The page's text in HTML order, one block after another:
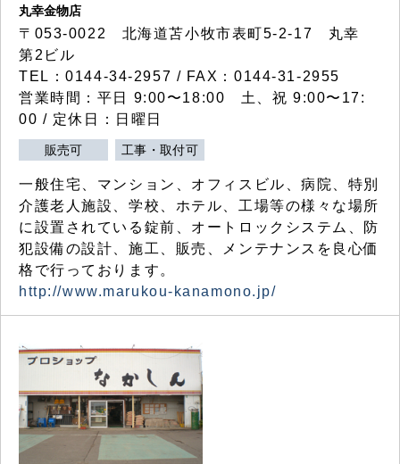
丸幸金物店
〒053-0022 北海道苫小牧市表町5-2-17 丸幸
第2ビル
TEL：0144-34-2957 / FAX：0144-31-2955
営業時間：平日 9:00〜18:00 土、祝 9:00〜17:
00 / 定休日：日曜日
販売可 工事・取付可
一般住宅、マンション、オフィスビル、病院、特別
介護老人施設、学校、ホテル、工場等の様々な場所
に設置されている錠前、オートロックシステム、防
犯設備の設計、施工、販売、メンテナンスを良心価
格で行っております。
http://www.marukou-kanamono.jp/